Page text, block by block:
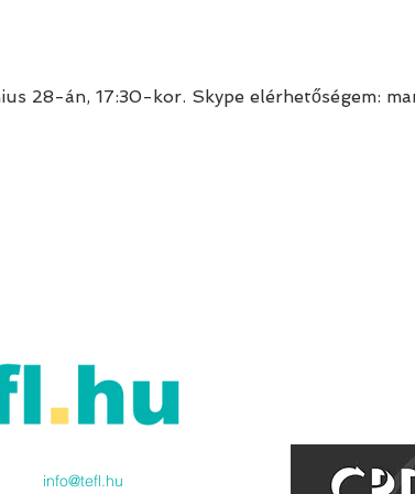
28-án, 17:30-kor. Skype elérhetőségem:
info@tefl.hu